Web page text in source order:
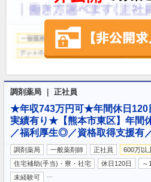
調剤薬局 ｜ 正社員
★年収743万円可★年間休日120
実績有り★【熊本市東区】年間
／福利厚生◎／資格取得支援有
調剤薬局 一般薬剤師 正社員 600万以
住宅補助(手当)・寮・社宅
休日120日 ～
未経験可